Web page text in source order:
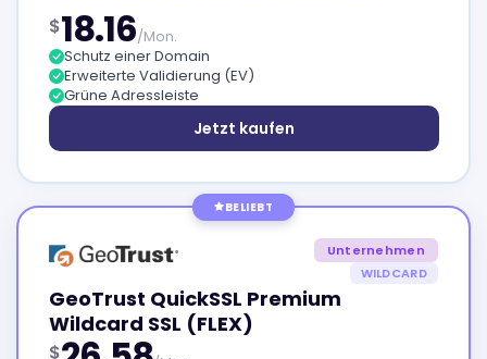
$18.16/Mon.
Schutz einer Domain
Erweiterte Validierung (EV)
Grüne Adressleiste
Jetzt kaufen
BELIEBT
Unternehmen
WILDCARD
GeoTrust QuickSSL Premium
Wildcard SSL (FLEX)
$